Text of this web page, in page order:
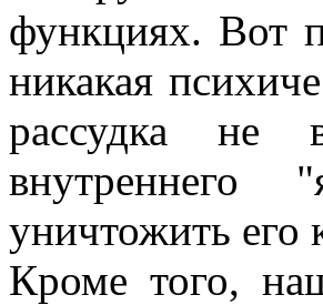
функциях. Вот
никакая
рассудка не
внутреннего
уничтожить его
Кроме того,